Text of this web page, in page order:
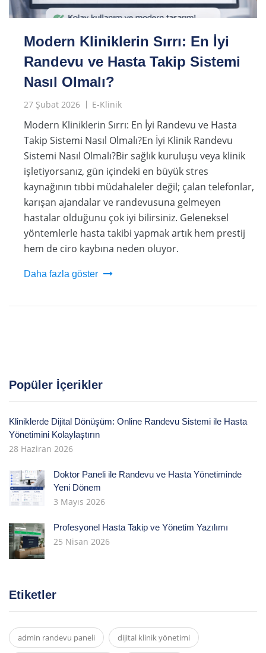
Modern Kliniklerin Sırrı: En İyi
Randevu ve Hasta Takip Sistemi
Nasıl Olmalı?
27 Şubat 2026 E-Klinik
Modern Kliniklerin Sırrı: En İyi Randevu ve Hasta
Takip Sistemi Nasıl Olmalı?En İyi Klinik Randevu
Sistemi Nasıl Olmalı?Bir sağlık kuruluşu veya klinik
işletiyorsanız, gün içindeki en büyük stres
kaynağının tıbbi müdahaleler değil; çalan telefonlar,
karışan ajandalar ve randevusuna gelmeyen
hastalar olduğunu çok iyi bilirsiniz. Geleneksel
yöntemlerle hasta takibi yapmak artık hem prestij
hem de ciro kaybına neden oluyor.
Daha fazla göster
Popüler İçerikler
Kliniklerde Dijital Dönüşüm: Online Randevu Sistemi ile Hasta
Yönetimini Kolaylaştırın
28 Haziran 2026
Doktor Paneli ile Randevu ve Hasta Yönetiminde
Yeni Dönem
3 Mayıs 2026
Profesyonel Hasta Takip ve Yönetim Yazılımı
25 Nisan 2026
Etiketler
admin randevu paneli dijital klinik yönetimi